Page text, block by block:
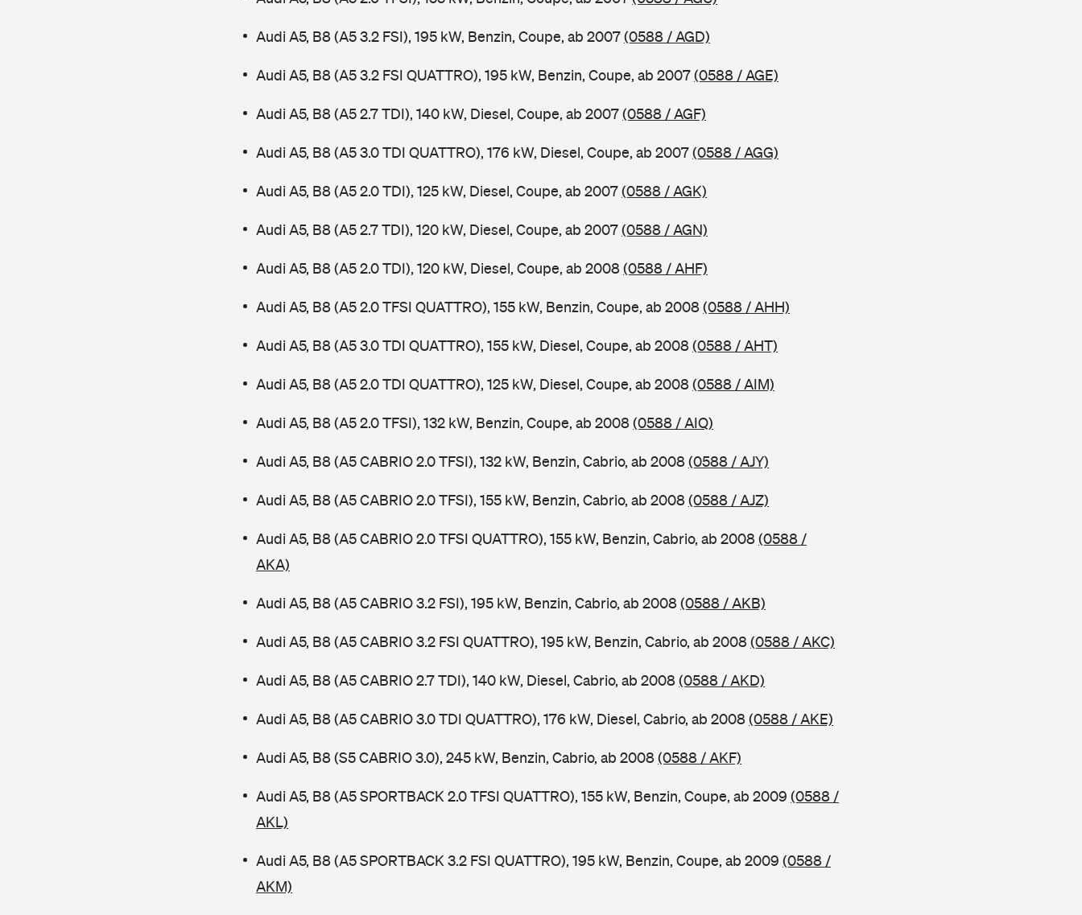
Audi A5, B8 (A5 3.2 FSI), 195 kW, Benzin, Coupe, ab 2007(0588 / AGD)
Audi A5, B8 (A5 3.2 FSI QUATTRO), 195 kW, Benzin, Coupe, ab 2007(0588 / AGE)
Audi A5, B8 (A5 2.7 TDI), 140 kW, Diesel, Coupe, ab 2007(0588 / AGF)
Audi A5, B8 (A5 3.0 TDI QUATTRO), 176 kW, Diesel, Coupe, ab 2007(0588 / AGG)
Audi A5, B8 (A5 2.0 TDI), 125 kW, Diesel, Coupe, ab 2007(0588 / AGK)
Audi A5, B8 (A5 2.7 TDI), 120 kW, Diesel, Coupe, ab 2007(0588 / AGN)
Audi A5, B8 (A5 2.0 TDI), 120 kW, Diesel, Coupe, ab 2008(0588 / AHF)
Audi A5, B8 (A5 2.0 TFSI QUATTRO), 155 kW, Benzin, Coupe, ab 2008(0588 / AHH)
Audi A5, B8 (A5 3.0 TDI QUATTRO), 155 kW, Diesel, Coupe, ab 2008(0588 / AHT)
Audi A5, B8 (A5 2.0 TDI QUATTRO), 125 kW, Diesel, Coupe, ab 2008(0588 / AIM)
Audi A5, B8 (A5 2.0 TFSI), 132 kW, Benzin, Coupe, ab 2008(0588 / AIQ)
Audi A5, B8 (A5 CABRIO 2.0 TFSI), 132 kW, Benzin, Cabrio, ab 2008(0588 / AJY)
Audi A5, B8 (A5 CABRIO 2.0 TFSI), 155 kW, Benzin, Cabrio, ab 2008(0588 / AJZ)
Audi A5, B8 (A5 CABRIO 2.0 TFSI QUATTRO), 155 kW, Benzin, Cabrio, ab 2008(0588 /
AKA)
Audi A5, B8 (A5 CABRIO 3.2 FSI), 195 kW, Benzin, Cabrio, ab 2008(0588 / AKB)
Audi A5, B8 (A5 CABRIO 3.2 FSI QUATTRO), 195 kW, Benzin, Cabrio, ab 2008(0588 / AKC)
Audi A5, B8 (A5 CABRIO 2.7 TDI), 140 kW, Diesel, Cabrio, ab 2008(0588 / AKD)
Audi A5, B8 (A5 CABRIO 3.0 TDI QUATTRO), 176 kW, Diesel, Cabrio, ab 2008(0588 / AKE)
Audi A5, B8 (S5 CABRIO 3.0), 245 kW, Benzin, Cabrio, ab 2008(0588 / AKF)
Audi A5, B8 (A5 SPORTBACK 2.0 TFSI QUATTRO), 155 kW, Benzin, Coupe, ab 2009 (0588 /
AKL)
Audi A5, B8 (A5 SPORTBACK 3.2 FSI QUATTRO), 195 kW, Benzin, Coupe, ab 2009 (0588 /
AKM)